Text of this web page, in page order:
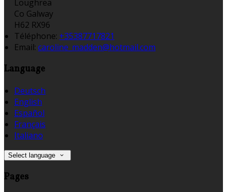
Loughrea
Co Galway
H62 RX96
Téléphone: +35387717821
Email: caroline_madden@hotmail.com
Language
Deutsch
English
Español
Français
Italiano
Select language
Pages